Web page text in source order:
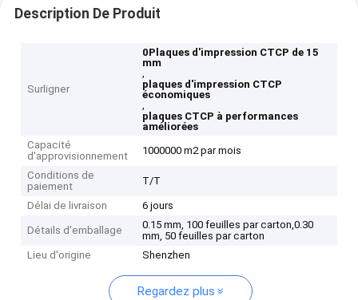
Description De Produit
Surligner
0Plaques d'impression CTCP de 15
mm
,
plaques d'impression CTCP
économiques
,
plaques CTCP à performances
améliorées
Capacité
d'approvisionnement
1000000 m2 par mois
Conditions de
paiement
T/T
Délai de livraison 6 jours
Détails d'emballage
0.15 mm, 100 feuilles par carton,0.30
mm, 50 feuilles par carton
Lieu d'origine
Shenzhen
Regardez plus